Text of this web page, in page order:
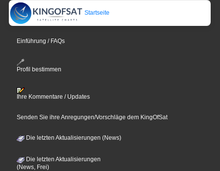
Startseite
Einführung / FAQs
Profil bestimmen
Ihre Kommentare / Updates
Senden Sie ihre Anregungen/Vorschläge dem KingOfSat
Die letzten Aktualisierungen (News)
Die letzten Aktualisierungen
(News, Frei)